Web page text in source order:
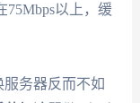
75Mbps以上，缓
务器反而不如